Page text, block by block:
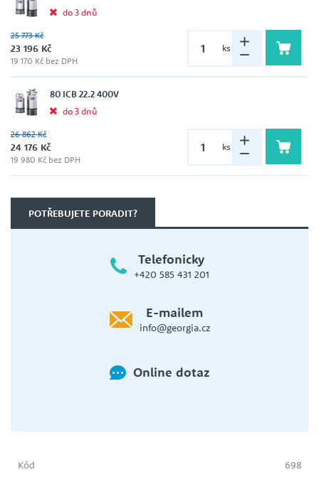
do 3 dnů
25 773 Kč
23 196 Kč
19 170 Kč bez DPH
ks
80 ICB 22.2 400V
do 3 dnů
26 862 Kč
24 176 Kč
19 980 Kč bez DPH
ks
POTŘEBUJETE PORADIT?
Telefonicky
+420 585 431 201
E-mailem
info@georgia.cz
Online dotaz
Kód 698